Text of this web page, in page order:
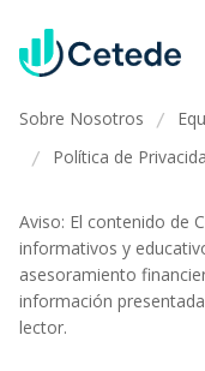
Sobre Nosotros /
/ Política de
Aviso: El contenido de
informativos y
asesoramiento
información
lector.